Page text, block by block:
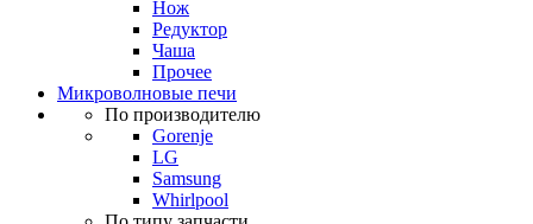
Нож
Редуктор
Чаша
Прочее
Микроволновые печи
По производителю
Gorenje
LG
Samsung
Whirlpool